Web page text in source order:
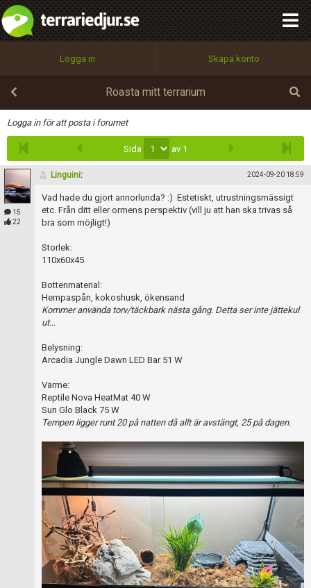
Logga in Skapa konto
Roasta mitt terrarium
Logga in för att posta i forumet
Sida av 1
15
22
Linguini: 2024-09-20 18:59
Vad hade du gjort annorlunda? :) Estetiskt, utrustningsmässigt
etc. Från ditt eller ormens perspektiv (vill ju att han ska trivas så
bra som möjligt!)
Storlek:
110x60x45
Bottenmaterial:
Hempaspån, kokoshusk, ökensand
Kommer använda torv/täckbark nästa gång. Detta ser inte jättekul
ut…
Belysning:
Arcadia Jungle Dawn LED Bar 51 W
Värme:
Reptile Nova HeatMat 40 W
Sun Glo Black 75 W
Tempen ligger runt 20 på natten då allt är avstängt, 25 på dagen.
Infoga
Utför
100%
OK
integritetspolicy
Namn:
Epost:
Användarnamn:
Lösenord:
Skapa konto
Begär nytt lösenord
Tillbaka till förstasidan